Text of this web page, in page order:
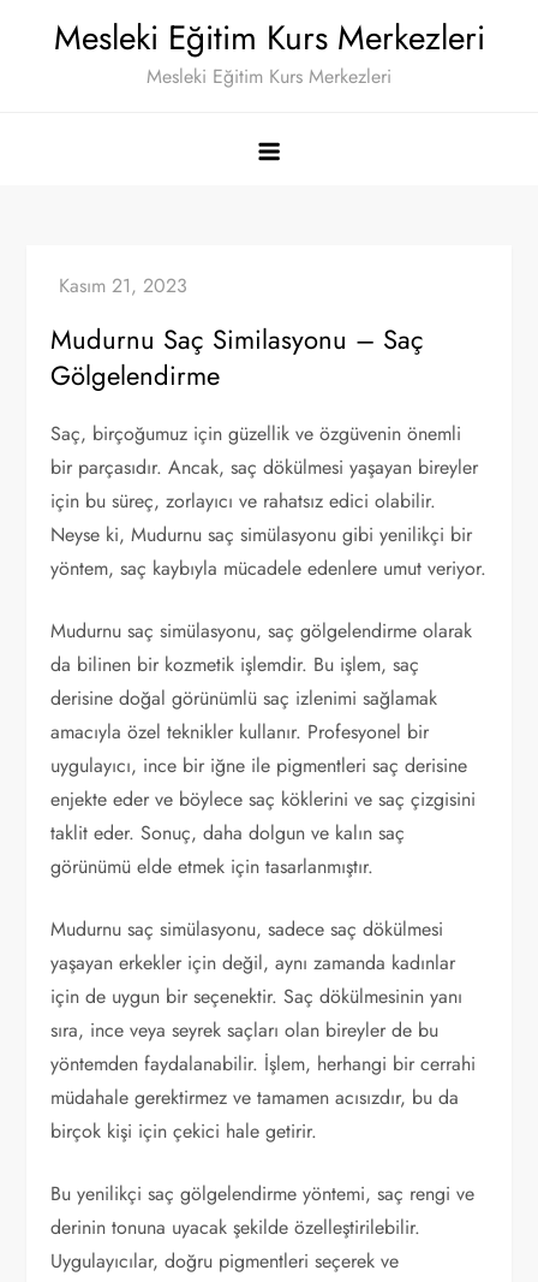
Mesleki Eğitim Kurs Merkezleri
Mesleki Eğitim Kurs Merkezleri
Mudurnu Saç Similasyonu – Saç
Gölgelendirme
Saç, birçoğumuz için güzellik ve özgüvenin önemli
bir parçasıdır. Ancak, saç dökülmesi yaşayan bireyler
için bu süreç, zorlayıcı ve rahatsız edici olabilir.
Neyse ki, Mudurnu saç simülasyonu gibi yenilikçi bir
yöntem, saç kaybıyla mücadele edenlere umut veriyor.
Mudurnu saç simülasyonu, saç gölgelendirme olarak
da bilinen bir kozmetik işlemdir. Bu işlem, saç
derisine doğal görünümlü saç izlenimi sağlamak
amacıyla özel teknikler kullanır. Profesyonel bir
uygulayıcı, ince bir iğne ile pigmentleri saç derisine
enjekte eder ve böylece saç köklerini ve saç çizgisini
taklit eder. Sonuç, daha dolgun ve kalın saç
görünümü elde etmek için tasarlanmıştır.
Mudurnu saç simülasyonu, sadece saç dökülmesi
yaşayan erkekler için değil, aynı zamanda kadınlar
için de uygun bir seçenektir. Saç dökülmesinin yanı
sıra, ince veya seyrek saçları olan bireyler de bu
yöntemden faydalanabilir. İşlem, herhangi bir cerrahi
müdahale gerektirmez ve tamamen acısızdır, bu da
birçok kişi için çekici hale getirir.
Bu yenilikçi saç gölgelendirme yöntemi, saç rengi ve
derinin tonuna uyacak şekilde özelleştirilebilir.
Uygulayıcılar, doğru pigmentleri seçerek ve